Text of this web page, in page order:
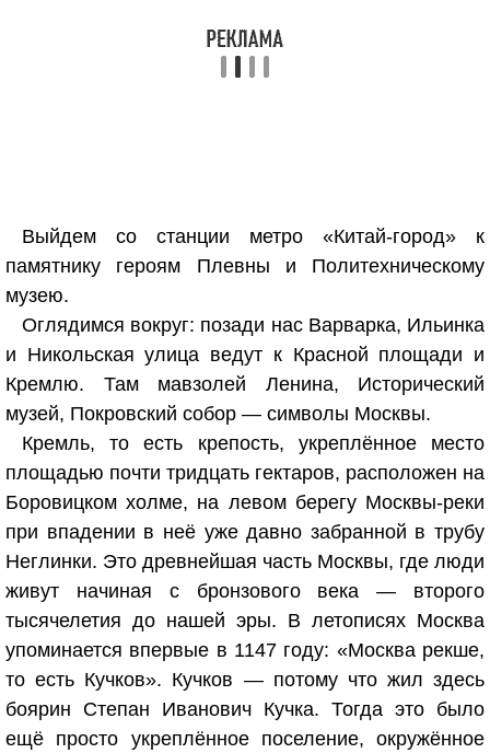
Выйдем со станции метро «Китай-город» к
памятнику героям Плевны и Политехническому
музею.
Оглядимся вокруг: позади нас Варварка, Ильинка
и Никольская улица ведут к Красной площади и
Кремлю. Там мавзолей Ленина, Исторический
музей, Покровский собор — символы Москвы.
Кремль, то есть крепость, укреплённое место
площадью почти тридцать гектаров, расположен на
Боровицком холме, на левом берегу Москвы-реки
при впадении в неё уже давно забранной в трубу
Неглинки. Это древнейшая часть Москвы, где люди
живут начиная с бронзового века — второго
тысячелетия до нашей эры. В летописях Москва
упоминается впервые в 1147 году: «Москва рекше,
то есть Кучков». Кучков — потому что жил здесь
боярин Степан Иванович Кучка. Тогда это было
ещё просто укреплённое поселение, окружённое